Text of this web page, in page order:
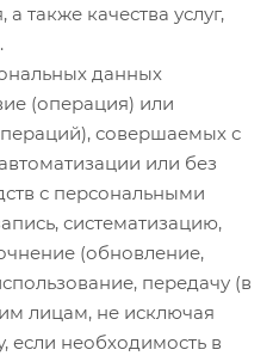
также качества услуг,
данных
(операция) или
совершаемых с
или без
с персональными
систематизацию,
(обновление,
передачу (в
лицам, не исключая
если необходимость в